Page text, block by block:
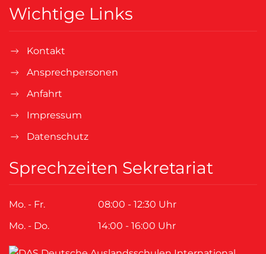
Wichtige Links
Kontakt
Ansprechpersonen
Anfahrt
Impressum
Datenschutz
Sprechzeiten Sekretariat
Mo. - Fr.
08:00 - 12:30 Uhr
Mo. - Do.
14:00 - 16:00 Uhr